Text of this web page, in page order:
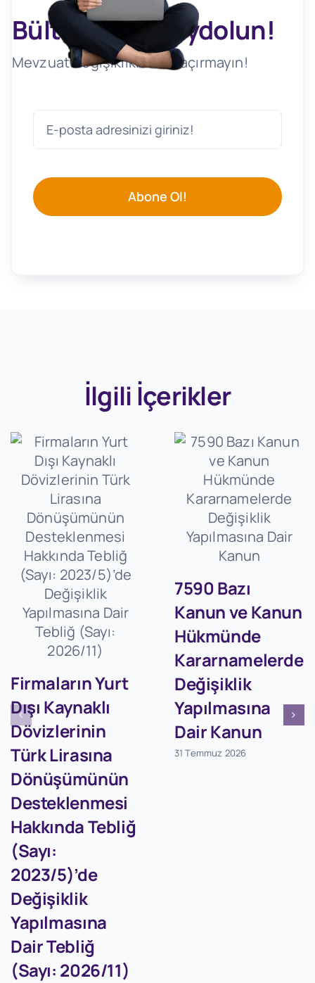
Bültenimize Kaydolun!
Mevzuat Değişikliklerini Kaçırmayın!
Abone Ol!
İlgili İçerikler
Firmaların Yurt
Dışı Kaynaklı
Dövizlerinin
Türk Lirasına
Dönüşümünün
Desteklenmesi
Hakkında Tebliğ
(Sayı:
2023/5)’de
Değişiklik
Yapılmasına
Dair Tebliğ
(Sayı: 2026/11)
7590 Bazı
Kanun ve Kanun
Hükmünde
Kararnamelerde
Değişiklik
Yapılmasına
Dair Kanun
31 Temmuz 2026